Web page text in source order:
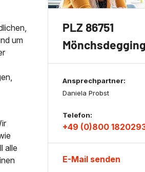
um
alle
PLZ 86751
Ansprechpartner:
Daniela Probst
Telefon:
+49 (0)800
E-Mail senden